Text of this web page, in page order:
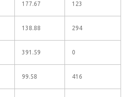
177.67 123
138.88 294
391.59 0
99.58 416